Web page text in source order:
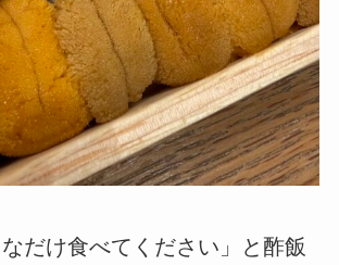
だけ食べてください」と酢飯